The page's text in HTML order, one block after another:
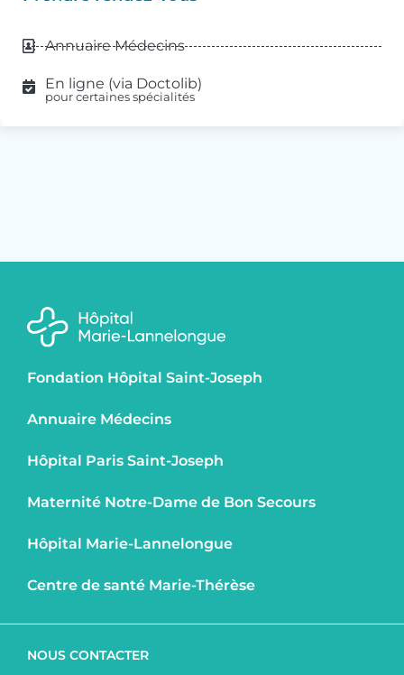
Annuaire Médecins
En ligne (via Doctolib)
pour certaines spécialités
Fondation Hôpital Saint-Joseph
Annuaire Médecins
Hôpital Paris Saint-Joseph
Maternité Notre-Dame de Bon Secours
Hôpital Marie-Lannelongue
Centre de santé Marie-Thérèse
NOUS CONTACTER